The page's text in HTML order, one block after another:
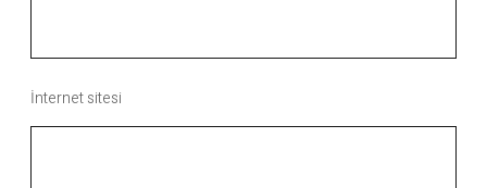
İnternet sitesi